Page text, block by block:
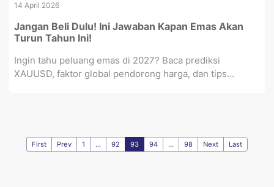
14 April 2026
Jangan Beli Dulu! Ini Jawaban Kapan Emas Akan
Turun Tahun Ini!
Ingin tahu peluang emas di 2027? Baca prediksi
XAUUSD, faktor global pendorong harga, dan tips...
First Prev 1 ... 92 93 94 ... 98 Next Last